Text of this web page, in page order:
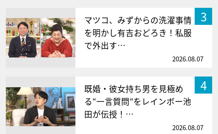
3
マツコ、みずからの洗濯事情
を明かし有吉おどろき！私服
で外出す…
2026.08.07
4
既婚・彼女持ち男を見極め
る“一言質問”をレインボー池
田が伝授！…
2026.08.07